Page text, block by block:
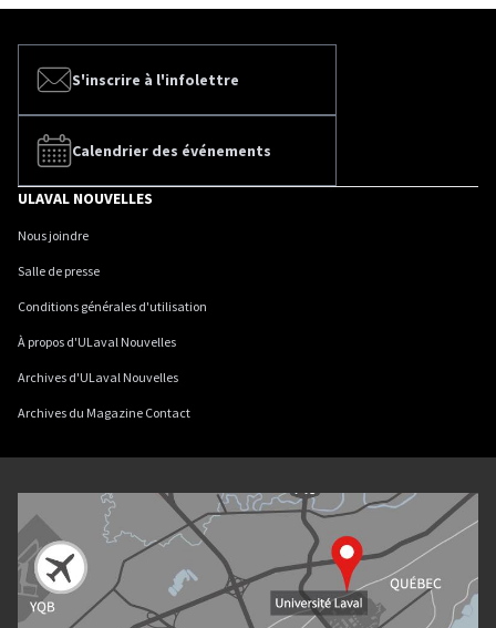
S'inscrire à l'infolettre
Calendrier des événements
ULAVAL NOUVELLES
Nous joindre
Salle de presse
Conditions générales d'utilisation
À propos d'ULaval Nouvelles
Archives d'ULaval Nouvelles
Archives du Magazine Contact